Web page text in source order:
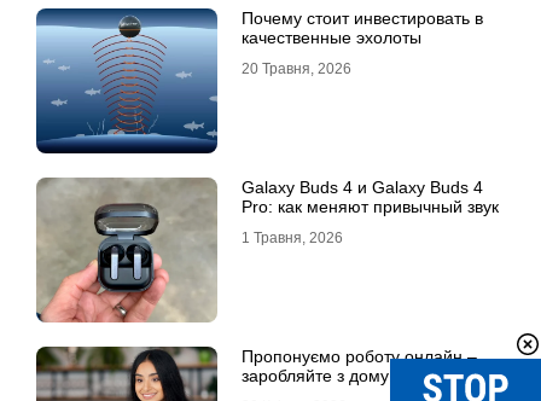
Почему стоит инвестировать в
качественные эхолоты
20 Травня, 2026
Galaxy Buds 4 и Galaxy Buds 4
Pro: как меняют привычный звук
1 Травня, 2026
Пропонуємо роботу онлайн –
заробляйте з дому!